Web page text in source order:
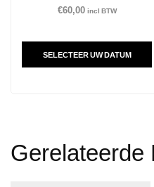
€60,00 incl BTW
SELECTEER UW DATUM
Gerelateerde